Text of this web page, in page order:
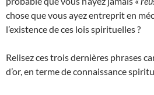
chose que vous ayez entreprit en
l’existence de ces lois spirituelles ?
Relisez ces trois dernières phrases
d’or, en terme de connaissance